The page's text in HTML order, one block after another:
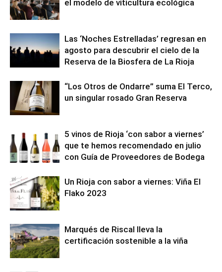
el modelo de viticultura ecológica
Las ‘Noches Estrelladas’ regresan en
agosto para descubrir el cielo de la
Reserva de la Biosfera de La Rioja
“Los Otros de Ondarre” suma El Terco,
un singular rosado Gran Reserva
5 vinos de Rioja ‘con sabor a viernes’
que te hemos recomendado en julio
con Guía de Proveedores de Bodega
Un Rioja con sabor a viernes: Viña El
Flako 2023
Marqués de Riscal lleva la
certificación sostenible a la viña